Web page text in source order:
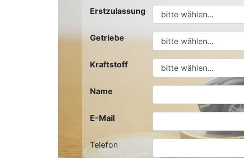
Erstzulassung
Getriebe
Kraftstoff
Name
E-Mail
Telefon